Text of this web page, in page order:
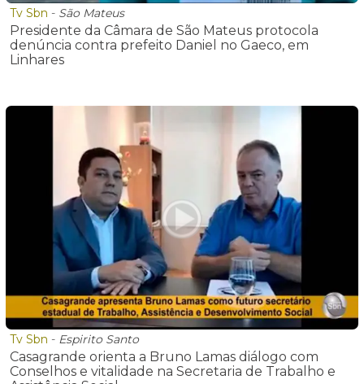
Tv Sbn - São Mateus
Presidente da Câmara de São Mateus protocola
denúncia contra prefeito Daniel no Gaeco, em
Linhares
Tv Sbn - Espirito Santo
Casagrande orienta a Bruno Lamas diálogo com
Conselhos e vitalidade na Secretaria de Trabalho e